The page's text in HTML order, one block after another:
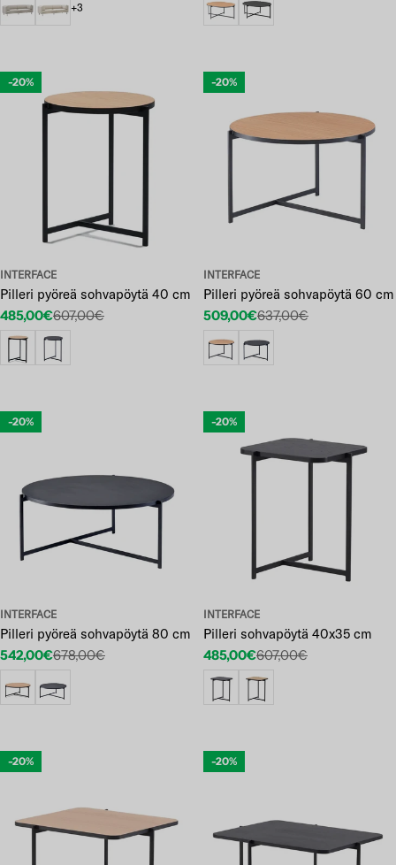
+3
-20%
INTERFACE
Pilleri pyöreä sohvapöytä 40 cm
Etuhinta
485,00€
Normaalihinta
607,00€
-20%
INTERFACE
Pilleri pyöreä sohvapöytä 60 cm
Etuhinta
509,00€
Normaalihinta
637,00€
-20%
INTERFACE
Pilleri pyöreä sohvapöytä 80 cm
Etuhinta
542,00€
Normaalihinta
678,00€
-20%
INTERFACE
Pilleri sohvapöytä 40x35 cm
Etuhinta
485,00€
Normaalihinta
607,00€
-20% -20%